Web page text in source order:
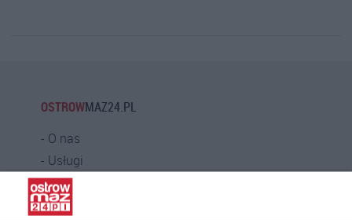
OSTROWMAZ24.PL
O nas
Usługi
Praca
Warunki korzystania